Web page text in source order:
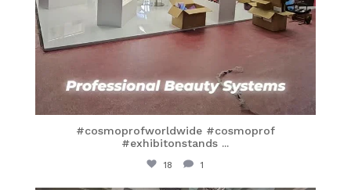
#cosmoprofworldwide #cosmoprof
#exhibitonstands ...
18 1